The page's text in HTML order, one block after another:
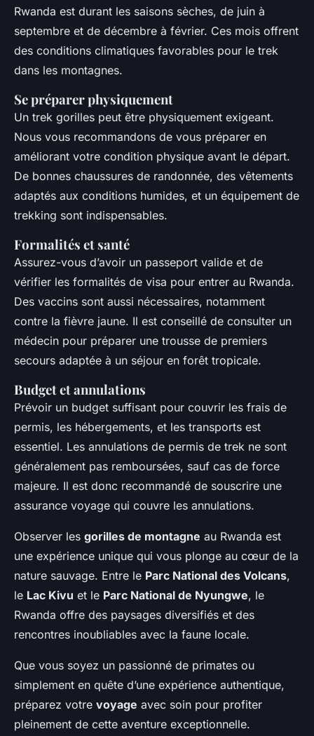
Rwanda est durant les saisons sèches, de juin à
septembre et de décembre à février. Ces mois offrent
des conditions climatiques favorables pour le trek
dans les montagnes.
Se préparer physiquement
Un trek gorilles peut être physiquement exigeant.
Nous vous recommandons de vous préparer en
améliorant votre condition physique avant le départ.
De bonnes chaussures de randonnée, des vêtements
adaptés aux conditions humides, et un équipement de
trekking sont indispensables.
Formalités et santé
Assurez-vous d’avoir un passeport valide et de
vérifier les formalités de visa pour entrer au Rwanda.
Des vaccins sont aussi nécessaires, notamment
contre la fièvre jaune. Il est conseillé de consulter un
médecin pour préparer une trousse de premiers
secours adaptée à un séjour en forêt tropicale.
Budget et annulations
Prévoir un budget suffisant pour couvrir les frais de
permis, les hébergements, et les transports est
essentiel. Les annulations de permis de trek ne sont
généralement pas remboursées, sauf cas de force
majeure. Il est donc recommandé de souscrire une
assurance voyage qui couvre les annulations.
Observer les gorilles de montagne au Rwanda est
une expérience unique qui vous plonge au cœur de la
nature sauvage. Entre le Parc National des Volcans,
le Lac Kivu et le Parc National de Nyungwe, le
Rwanda offre des paysages diversifiés et des
rencontres inoubliables avec la faune locale.
Que vous soyez un passionné de primates ou
simplement en quête d’une expérience authentique,
préparez votre voyage avec soin pour profiter
pleinement de cette aventure exceptionnelle.